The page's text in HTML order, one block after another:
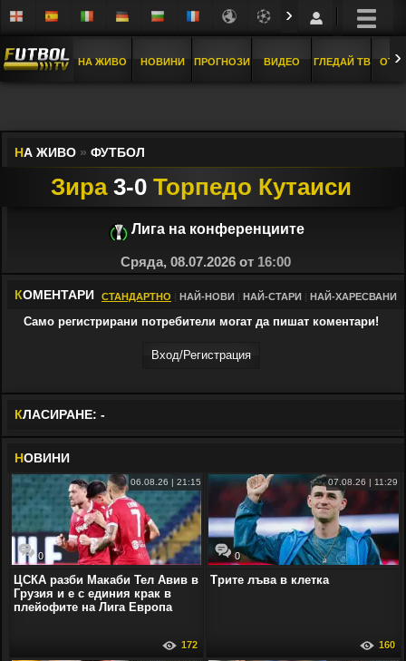
›
НА ЖИВО НОВИНИ ПРОГНОЗИ ВИДЕО ГЛЕДАЙ ТВ ›
НА ЖИВО » ФУТБОЛ
Зира 3-0 Торпедо Кутаиси
Лига на конференциите
Сряда, 08.07.2026 от 16:00
КОМЕНТАРИ СТАНДАРТНО НАЙ-НОВИ НАЙ-СТАРИ НАЙ-ХАРЕСВАНИ
Само регистрирани потребители могат да пишат коментари!
Вход/Регистрaция
КЛАСИРАНЕ: -
НОВИНИ
0
06.08.26 | 21:15
ЦСКА разби Макаби Тел Авив в
Грузия и е с единия крак в
плейофите на Лига Европа
172
0
07.08.26 | 11:29
Трите лъва в клетка
160